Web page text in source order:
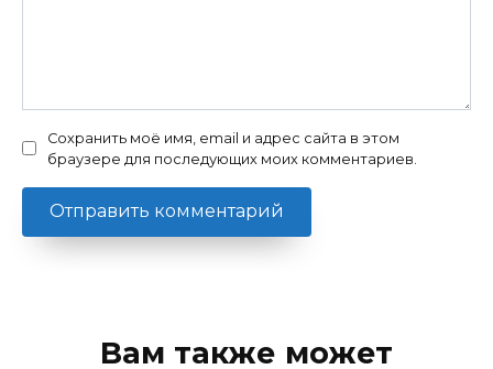
Сохранить моё имя, email и адрес сайта в этом
браузере для последующих моих комментариев.
Вам также может